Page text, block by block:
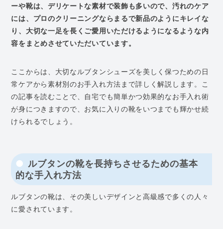
ーや靴は、デリケートな素材で装飾も多いので、汚れのケア
には、プロのクリーニングならまるで新品のようにキレイな
り、大切な一足を長くご愛用いただけるようになるような内
容をまとめさせていただいています。
ここからは、大切なルブタンシューズを美しく保つための日
常ケアから素材別のお手入れ方法まで詳しく解説します。こ
の記事を読むことで、自宅でも簡単かつ効果的なお手入れ術
が身につきますので、お気に入りの靴をいつまでも輝かせ続
けられるでしょう。
ルブタンの靴を長持ちさせるための基本
的な手入れ方法
ルブタンの靴は、その美しいデザインと高級感で多くの人々
に愛されています。